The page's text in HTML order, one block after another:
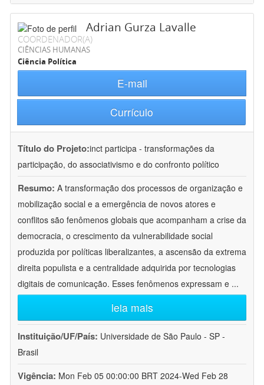
Adrian Gurza Lavalle
COORDENADOR(A)
CIÊNCIAS HUMANAS
Ciência Política
E-mail
Currículo
Título do Projeto:inct participa - transformações da
participação, do associativismo e do confronto político
Resumo: A transformação dos processos de organização e
mobilização social e a emergência de novos atores e
conflitos são fenômenos globais que acompanham a crise da
democracia, o crescimento da vulnerabilidade social
produzida por políticas liberalizantes, a ascensão da extrema
direita populista e a centralidade adquirida por tecnologias
digitais de comunicação. Esses fenômenos expressam e ...
leia mais
Instituição/UF/País: Universidade de São Paulo - SP -
Brasil
Vigência: Mon Feb 05 00:00:00 BRT 2024-Wed Feb 28